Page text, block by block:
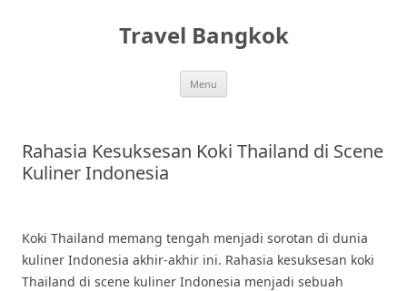
Travel Bangkok
Menu
Rahasia Kesuksesan Koki Thailand di Scene
Kuliner Indonesia
Koki Thailand memang tengah menjadi sorotan di dunia
kuliner Indonesia akhir-akhir ini. Rahasia kesuksesan koki
Thailand di scene kuliner Indonesia menjadi sebuah